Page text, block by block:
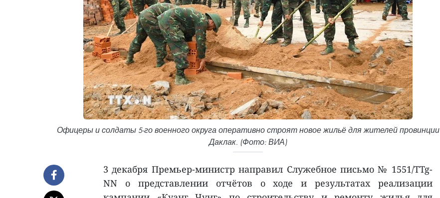
Офицеры и солдаты 5-го военного округа оперативно строят новое жильё для жителей провинции
Даклак. (Фото: ВИА)
3 декабря Премьер-министр направил Служебное письмо № 1551/TTg-
NN о представлении отчётов о ходе и результатах реализации